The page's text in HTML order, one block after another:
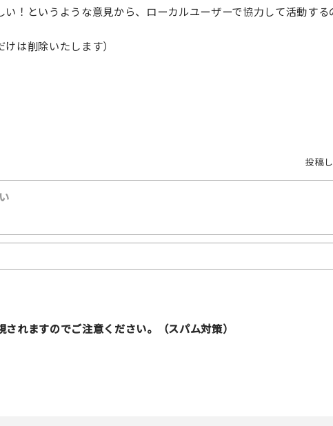
い！というような意見から、ローカルユーザーで協力して活動す
は削除いたします）
投稿
れますのでご注意ください。（スパム対策）